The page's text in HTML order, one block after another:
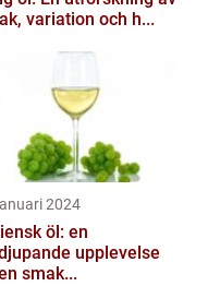
variation och h...
2024
öl: en
upplevelse
smak...